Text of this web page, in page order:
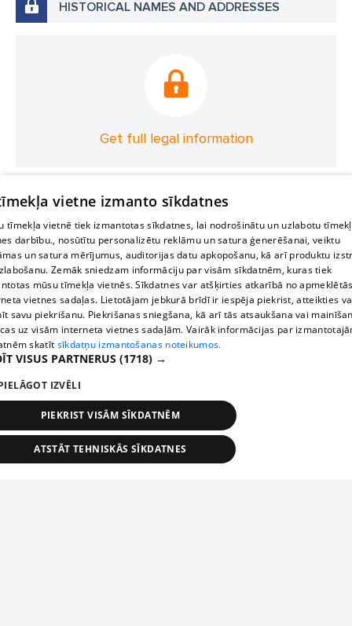
HISTORICAL NAMES AND ADDRESSES
Get full legal information
vietne izmanto sīkdatnes
tīmekļa vietnē tiek izmantotas sīkdatnes, lai nodrošinātu un uzlabotu
darbību., nosūtītu personalizētu reklāmu un satura ģenerēšanai, veiktu
un satura mērījumus, auditorijas datu apkopošanu, kā arī produktu
Zemāk sniedzam informāciju par visām sīkdatnēm, kuras tiek
mūsu tīmekļa vietnēs. Sīkdatnes var atšķirties atkarībā no
vietnes sadaļas. Lietotājam jebkurā brīdī ir iespēja piekrist, atteikties
savu piekrišanu. Piekrišanas sniegšana, kā arī tās atsaukšana vai
uz visām interneta vietnes sadaļām. Vairāk informācijas par
skatīt sīkdatņu izmantošanas noteikumos.
VISUS PARTNERUS (1718) →
IZVĒLI
PIEKRIST VISĀM SĪKDATNĒM
ATSTĀT TEHNISKĀS SĪKDATNES